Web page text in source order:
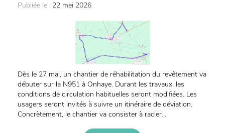
Publiée le : 22 mei 2026
Dès le 27 mai, un chantier de réhabilitation du revêtement va
débuter sur la N951 à Onhaye. Durant les travaux, les
conditions de circulation habituelles seront modifiées. Les
usagers seront invités à suivre un itinéraire de déviation.
Concrètement, le chantier va consister à racler...